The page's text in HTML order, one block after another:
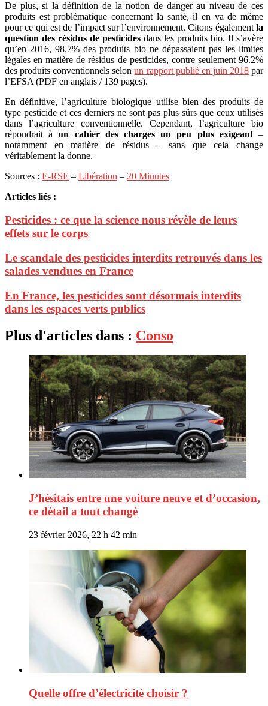
De plus, si la définition de la notion de danger au niveau de ces
produits est problématique concernant la santé, il en va de même
pour ce qui est de l’impact sur l’environnement. Citons égalementla
question des résidus de pesticides dans les produits bio. Il s’avère
qu’en 2016, 98.7% des produits bio ne dépassaient pas les limites
légales en matière de résidus de pesticides, contre seulement 96.2%
des produits conventionnels selonun rapport publié en juin 2018par
l’EFSA (PDF en anglais / 139 pages).
En définitive, l’agriculture biologique utilise bien des produits de
type pesticide et ces derniers ne sont pas plus sûrs que ceux utilisés
dans l’agriculture conventionnelle. Cependant, l’agriculture bio
répondrait àun cahier des charges un peu plus exigeant–
notamment en matière de résidus – sans que cela change
véritablement la donne.
Sources : E-RSE – Libération – 20 Minutes
Articles liés :
Pesticides : ce que la science nous révèle de leurs
effets sur le corps
Le scandale des pesticides interdits retrouvés dans les
salades vendues en France
En France, les pesticides sont désormais interdits
dans les espaces verts publics
Plus d'articles dans : Conso
J’hésitais entre une voiture neuve et d’occasion,
ce détail a tout changé
23 février 2026, 22 h 42 min
Quelle offre d’électricité choisir ?